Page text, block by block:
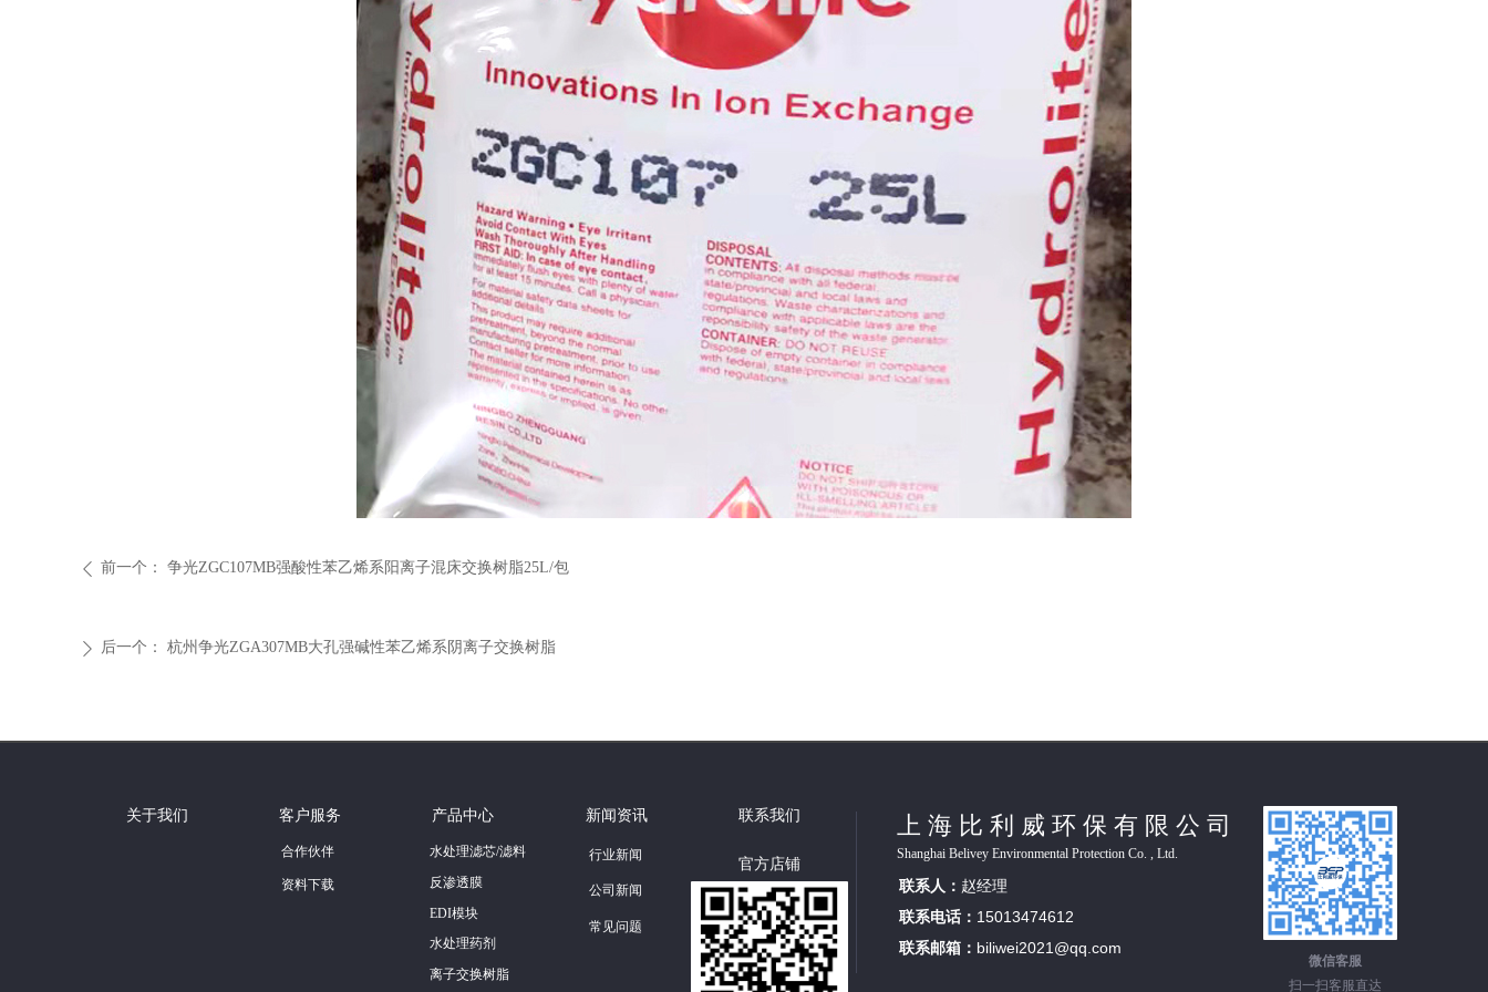
ꄴ 前一个： 争光ZGC107MB强酸性苯乙烯系阳离子混床交换树脂25L/包
ꄲ 后一个： 杭州争光ZGA307MB大孔强碱性苯乙烯系阴离子交换树脂
微信客服
扫一扫客服直达
关于我们 客户服务 产品中心 新闻资讯 联系我们
水处理滤芯/滤料
反渗透膜
EDI模块
水处理药剂
离子交换树脂
合作伙伴
资料下载
行业新闻
公司新闻
常见问题
联系人： 赵经理
联系电话： 15013474612
联系邮箱： biliwei2021@qq.com
上海比利威环保有限公司
Shanghai Belivey Environmental Protection Co. , Ltd.
官方店铺